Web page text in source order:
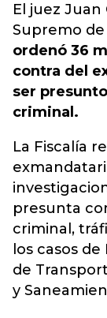
El juez Juan
Supremo
ordenó 36
contra del
ser
criminal.
La Fiscalía
presunta
criminal,
los casos
de
y